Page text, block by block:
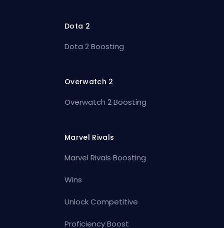
Dota 2
Dota 2 Boosting
Overwatch 2
Overwatch 2 Boosting
Marvel Rivals
Marvel Rivals Boosting
Wins
Unlock Competitive
Proficiency Boost